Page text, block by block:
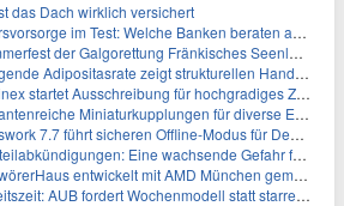
das Dach wirklich versichert
im Test: Welche Banken beraten am besten?
der Galgorettung Fränkisches Seenland und Hundespieltag
Adipositasrate zeigt strukturellen Handlungsbedarf bei der Ernährung schulpflichtiger Kinder
Ausschreibung für hochgradiges Zinksulfidkonzentrat mit Germanium- und Silbergehalten und stellt ein Betriebsupdate bereit
Miniaturkupplungen für diverse Einsatzbereiche
7.7 führt sicheren Offline-Modus für Desktop- und Mobile-Apps ein
Eine wachsende Gefahr für industrielle Elektroniksysteme
entwickelt mit AMD München gemeinsam Tiny-Living-Konzepte und erhalten dafür den New Living Award
AUB fordert Wochenmodell statt starrer Tagesgrenze